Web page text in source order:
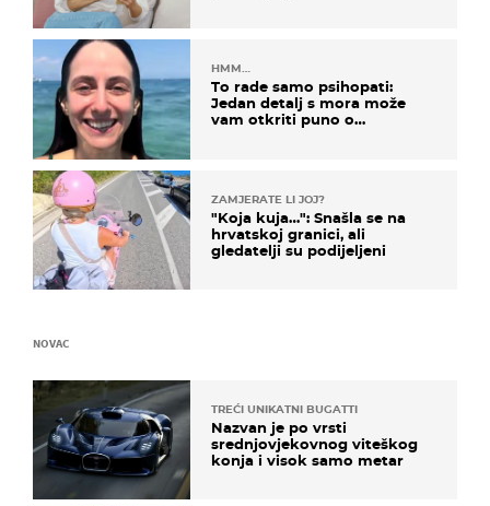
HMM…
To rade samo psihopati:
Jedan detalj s mora može
vam otkriti puno o
ZAMJERATE LI JOJ?
"Koja kuja…": Snašla se na
hrvatskoj granici, ali
gledatelji su podijeljeni
NOVAC
TREĆI UNIKATNI BUGATTI
Nazvan je po vrsti
srednjovjekovnog viteškog
konja i visok samo metar